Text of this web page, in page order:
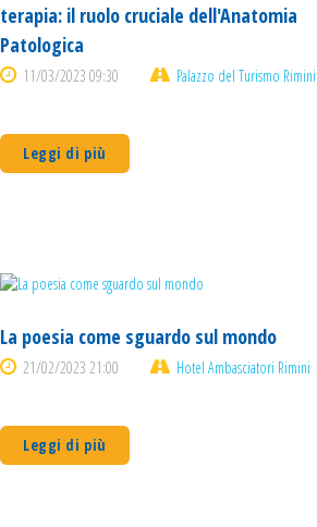
terapia: il ruolo cruciale dell'Anatomia
Patologica
11/03/2023 09:30 Palazzo del Turismo Rimini
Leggi di più
La poesia come sguardo sul mondo
21/02/2023 21:00 Hotel Ambasciatori Rimini
Leggi di più